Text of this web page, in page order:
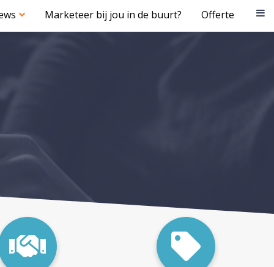
Marketeer bij jou in de buurt? Offerte